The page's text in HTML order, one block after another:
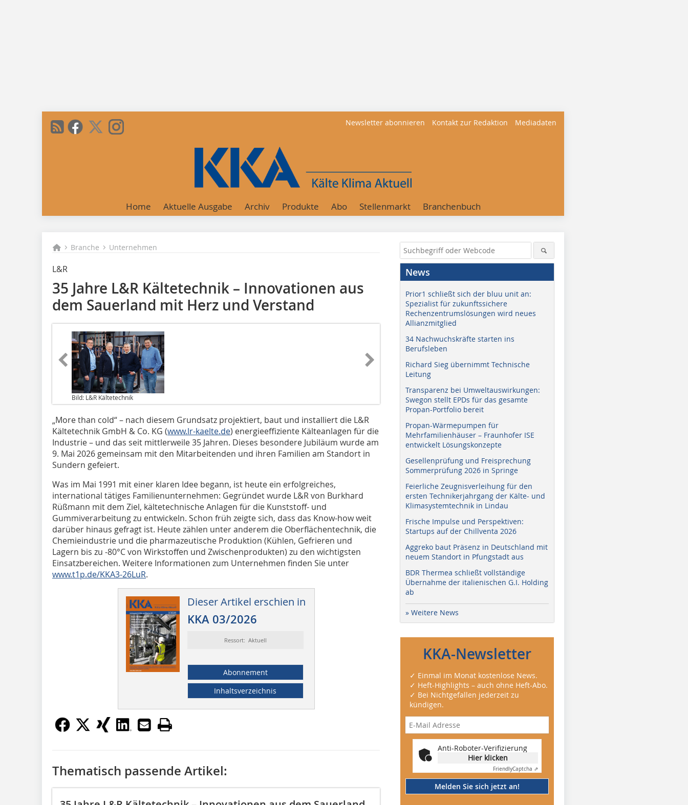
Newsletter abonnieren Kontakt zur Redaktion Mediadaten
Home Aktuelle Ausgabe Archiv Produkte Abo Stellenmarkt Branchenbuch
Branche Unternehmen
L&R
35 Jahre L&R Kältetechnik – Innovationen aus
dem Sauerland mit Herz und Verstand
Bild: L&R Kältetechnik
„More than cold“ – nach diesem Grundsatz projektiert, baut und installiert die L&R
Kältetechnik GmbH & Co. KG (www.lr-kaelte.de) energieeffiziente Kälteanlagen für die
Industrie – und das seit mittlerweile 35 Jahren. Dieses besondere Jubiläum wurde am
9. Mai 2026 gemeinsam mit den Mitarbeitenden und ihren Familien am Standort in
Sundern gefeiert.
Was im Mai 1991 mit einer klaren Idee begann, ist heute ein erfolgreiches,
international tätiges Familienunternehmen: Gegründet wurde L&R von Burkhard
Rüßmann mit dem Ziel, kältetechnische Anlagen für die Kunststoff- und
Gummiverarbeitung zu entwickeln. Schon früh zeigte sich, dass das Know-how weit
darüber hinaus gefragt ist. Heute zählen unter anderem die Oberflächentechnik, die
Chemieindustrie und die pharmazeutische Produktion (Kühlen, Gefrieren und
Lagern bis zu -80°C von Wirkstoffen und Zwischenprodukten) zu den wichtigsten
Einsatzbereichen. Weitere Informationen zum Unternehmen finden Sie unter
www.t1p.de/KKA3-26LuR.
Dieser Artikel erschien in
KKA 03/2026
Ressort: Aktuell
Abonnement
Inhaltsverzeichnis
Thematisch passende Artikel:
News
Prior1 schließt sich der bluu unit an:
Spezialist für zukunftssichere
Rechenzentrumslösungen wird neues
Allianzmitglied
34 Nachwuchskräfte starten ins
Berufsleben
Richard Sieg übernimmt Technische
Leitung
Transparenz bei Umweltauswirkungen:
Swegon stellt EPDs für das gesamte
Propan-Portfolio bereit
Propan-Wärmepumpen für
Mehrfamilienhäuser – Fraunhofer ISE
entwickelt Lösungskonzepte
Gesellenprüfung und Freisprechung
Sommerprüfung 2026 in Springe
Feierliche Zeugnisverleihung für den
ersten Technikerjahrgang der Kälte- und
Klimasystemtechnik in Lindau
Frische Impulse und Perspektiven:
Startups auf der Chillventa 2026
Aggreko baut Präsenz in Deutschland mit
neuem Standort in Pfungstadt aus
BDR Thermea schließt vollständige
Übernahme der italienischen G.I. Holding
ab
» Weitere News
KKA-Newsletter
✓ Einmal im Monat kostenlose News.
✓ Heft-Highlights – auch ohne Heft-Abo.
✓ Bei Nichtgefallen jederzeit zu
kündigen.
Anti-Roboter-Verifizierung
Hier klicken
FriendlyCaptcha ⇗
Melden Sie sich jetzt an!